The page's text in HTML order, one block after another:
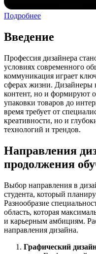
Подробнее
Введение
Профессия дизайнера
условиях современного
коммуникация играет
сферах жизни. Дизайнеры
контент, но и формируют
упаковки товаров до
время требует от
креативности, но и
технологий и трендов.
Направления
продолжения
Выбор направления в
студента, который
Разнообразие
область, которая
и карьерным амбициям.
направления дизайна.
Графический